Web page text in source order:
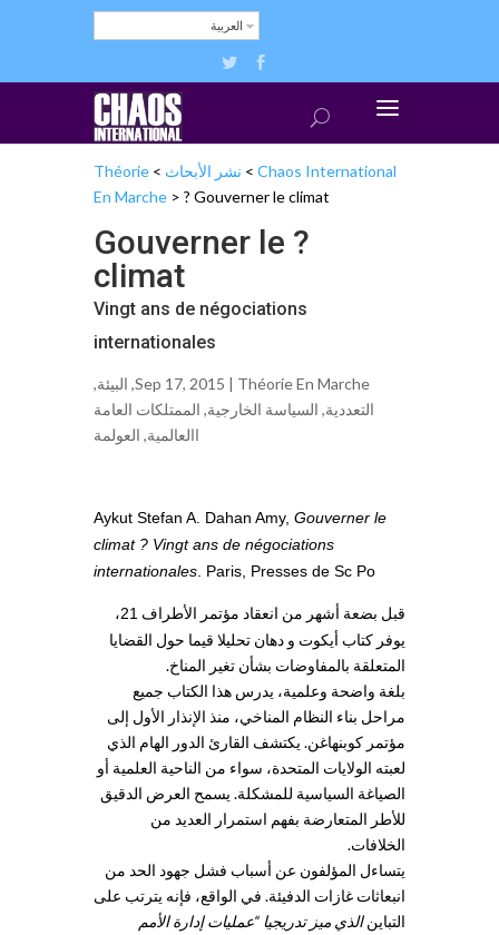
العربية
Chaos International
> نشر الأبحاث >
Théorie
En Marche > ? Gouverner le climat
? Gouverner le
climat
Vingt ans de négociations
internationales
Sep 17, 2015 | Théorie En Marche
, البيئة,
التعددية, السياسة الخارجية, الممتلكات العامة
اﺍلعالمية, ﺍلعولمة
Aykut Stefan A. Dahan Amy, Gouverner le
climat ? Vingt ans de négociations
internationales . Paris, Presses de Sc Po
قبل بضعة أشهر من انعقاد مؤتمر الأطراف 21،
يوفر كتاب أيكوت و دهان تحليلا قيما حول القضايا
المتعلقة بالمفاوضات بشأن تغير المناخ.
بلغة واضحة وعلمية، يدرس هذا الكتاب جميع
مراحل بناء النظام المناخي، منذ الإنذار الأول إلى
مؤتمر كوبنهاغن. يكتشف القارئ الدور الهام الذي
لعبته الولايات المتحدة، سواء من الناحية العلمية أو
الصياغة السياسية للمشكلة. يسمح العرض الدقيق
للأطر المتعارضة بفهم استمرار العديد من
الخلافات.
يتساءل المؤلفون عن أسباب فشل جهود الحد من
انبعاثات غازات الدفيئة. في الواقع، فإنه يترتب على
التباينالذي ميز تدريجيا “عمليات إدارة الأمم